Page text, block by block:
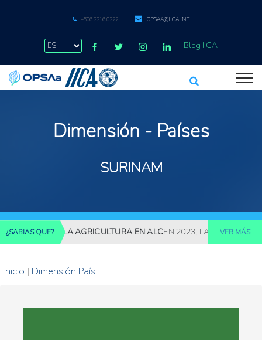
+506 2216 0222 OPSAA@IICA.INT
Blog IICA
Dimensión - Países
SURINAM
¿SABIAS QUE?
PIR DE LA AGRICULTURA EN ALCEN 2023, LA PRODUCTIVIDAD
VER MÁS
Inicio | Dimensión País |